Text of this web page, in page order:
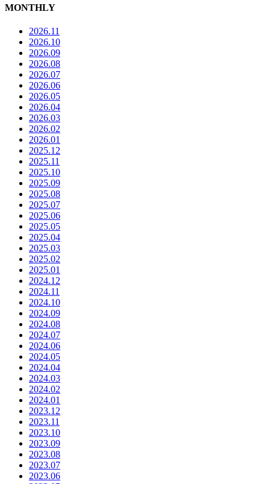
MONTHLY
2026.11
2026.10
2026.09
2026.08
2026.07
2026.06
2026.05
2026.04
2026.03
2026.02
2026.01
2025.12
2025.11
2025.10
2025.09
2025.08
2025.07
2025.06
2025.05
2025.04
2025.03
2025.02
2025.01
2024.12
2024.11
2024.10
2024.09
2024.08
2024.07
2024.06
2024.05
2024.04
2024.03
2024.02
2024.01
2023.12
2023.11
2023.10
2023.09
2023.08
2023.07
2023.06